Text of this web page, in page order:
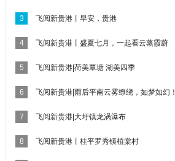
3 飞阅新贵港丨早安，贵港
4 飞阅新贵港丨盛夏七月，一起看云蒸霞蔚
5 飞阅新贵港|荷美覃塘 湖美四季
6 飞阅新贵港|雨后平南云雾缭绕，如梦如幻！
7 飞阅新贵港|大圩镇龙涡瀑布
8 飞阅新贵港丨桂平罗秀镇植棠村